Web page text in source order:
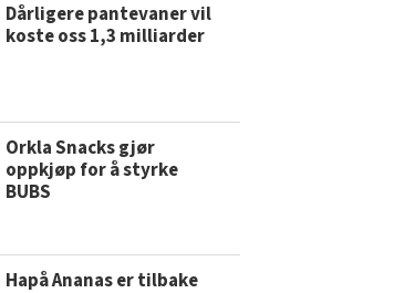
Dårligere pantevaner vil
koste oss 1,3 milliarder
Orkla Snacks gjør
oppkjøp for å styrke
BUBS
Hapå Ananas er tilbake